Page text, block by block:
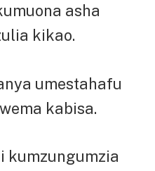
asha
kikao.
umestahafu
kabisa.
kumzungumzia